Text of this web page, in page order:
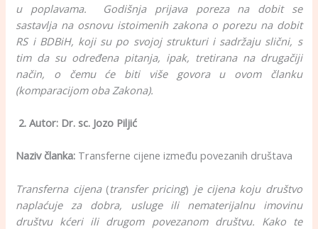
u poplavama. Godišnja prijava poreza na dobit se
sastavlja na osnovu istoimenih zakona o porezu na dobit
RS i BDBiH, koji su po svojoj strukturi i sadržaju slični, s
tim da su određena pitanja, ipak, tretirana na drugačiji
način, o čemu će biti više govora u ovom članku
(komparacijom oba Zakona).
2. Autor: Dr. sc. Jozo Piljić
Naziv članka: Transferne cijene između povezanih društava
Transferna cijena (transfer pricing) je cijena koju društvo
naplaćuje za dobra, usluge ili nematerijalnu imovinu
društvu kćeri ili drugom povezanom društvu. Kako te